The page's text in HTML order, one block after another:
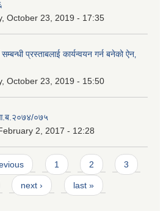
October 23, 2019 - 17:35
प्रस्ताबलाई कार्यन्वयन गर्न बनेको ऐन‚
October 23, 2019 - 15:50
आ.ब.२०७४/०७५
2, 2017 - 12:28
1 2 3
next › last »